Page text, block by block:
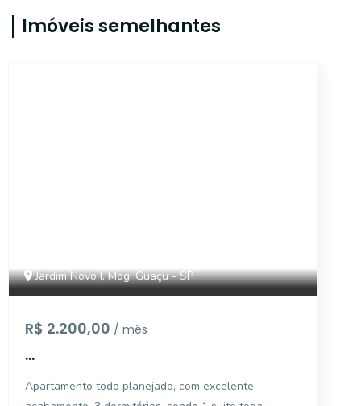
Imóveis semelhantes
Jardim Novo I, Mogi Guaçu - SP
R$ 2.200,00 / mês
...
Apartamento todo planejado, com excelente